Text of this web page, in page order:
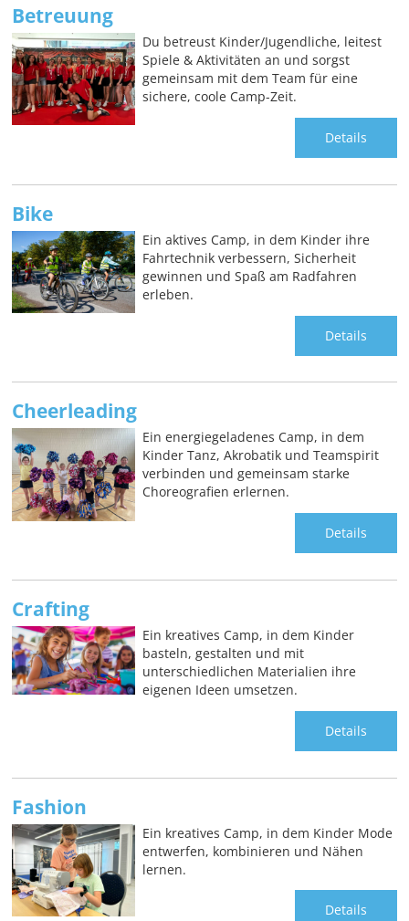
Betreuung
Du betreust Kinder/Jugendliche, leitest
Spiele & Aktivitäten an und sorgst
gemeinsam mit dem Team für eine
sichere, coole Camp-Zeit.
Details
Bike
Ein aktives Camp, in dem Kinder ihre
Fahrtechnik verbessern, Sicherheit
gewinnen und Spaß am Radfahren
erleben.
Details
Cheerleading
Ein energiegeladenes Camp, in dem
Kinder Tanz, Akrobatik und Teamspirit
verbinden und gemeinsam starke
Choreografien erlernen.
Details
Crafting
Ein kreatives Camp, in dem Kinder
basteln, gestalten und mit
unterschiedlichen Materialien ihre
eigenen Ideen umsetzen.
Details
Fashion
Ein kreatives Camp, in dem Kinder Mode
entwerfen, kombinieren und Nähen
lernen.
Details